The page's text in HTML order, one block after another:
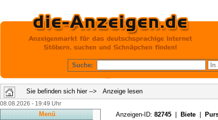
Suche:
Sie befinden sich hier --> Anzeige lesen
08.08.2026 - 19:49 Uhr
Menü Anzeigen-ID: 82745 Biete